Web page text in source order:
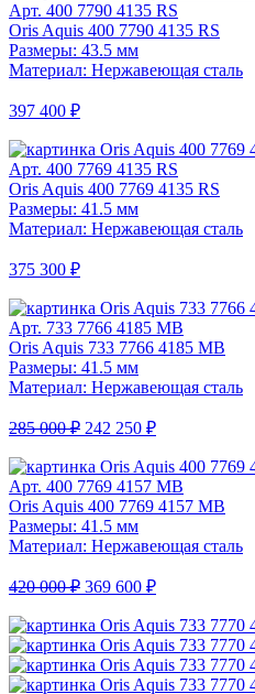
Арт. 400 7790 4135 RS
Oris Aquis 400 7790 4135 RS
Размеры: 43.5 мм
Материал: Нержавеющая сталь
397 400 ₽
Арт. 400 7769 4135 RS
Oris Aquis 400 7769 4135 RS
Размеры: 41.5 мм
Материал: Нержавеющая сталь
375 300 ₽
Арт. 733 7766 4185 MB
Oris Aquis 733 7766 4185 MB
Размеры: 41.5 мм
Материал: Нержавеющая сталь
285 000 ₽ 242 250 ₽
Арт. 400 7769 4157 MB
Oris Aquis 400 7769 4157 MB
Размеры: 41.5 мм
Материал: Нержавеющая сталь
420 000 ₽ 369 600 ₽